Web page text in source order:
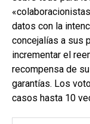
datos con la
concejalías a sus
incrementar el
recompensa de
garantías. Los
casos hasta 10